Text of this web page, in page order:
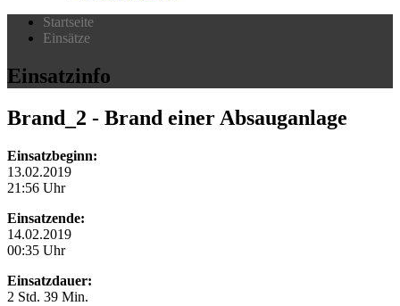
Startseite
Einsätze
Einsatzinfo
Brand_2 - Brand einer Absauganlage
Einsatzbeginn:
13.02.2019
21:56 Uhr
Einsatzende:
14.02.2019
00:35 Uhr
Einsatzdauer:
2 Std. 39 Min.